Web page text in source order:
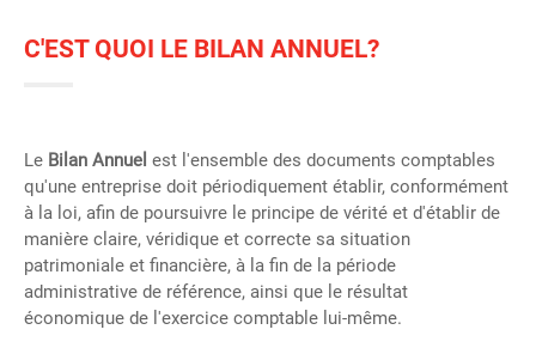
C'EST QUOI LE BILAN ANNUEL?
Le Bilan Annuel est l'ensemble des documents comptables
qu'une entreprise doit périodiquement établir, conformément
à la loi, afin de poursuivre le principe de vérité et d'établir de
manière claire, véridique et correcte sa situation
patrimoniale et financière, à la fin de la période
administrative de référence, ainsi que le résultat
économique de l'exercice comptable lui-même.